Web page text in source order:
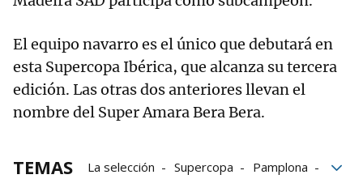
El equipo navarro es el único que debutará en
esta Supercopa Ibérica, que alcanza su tercera
edición. Las otras dos anteriores llevan el
nombre del Super Amara Bera Bera.
TEMAS La selección Supercopa
Pamplona